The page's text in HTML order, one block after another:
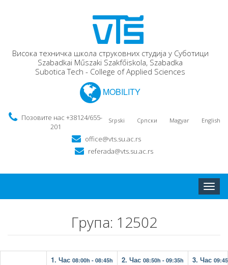
Висока техничка школа струковних студија у Суботици
Szabadkai Műszaki Szakfőiskola, Szabadka
Subotica Tech - College of Applied Sciences
MOBILITY
Srpski Српски Magyar English
Позовите нас +38124/655-
201
office@vts.su.ac.rs
referada@vts.su.ac.rs
Toggle
Група: 12502
1. Час 08:00h - 08:45h 2. Час 08:50h - 09:35h 3. Час